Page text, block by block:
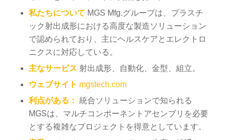
私たちについて MGS Mfg.グループは、プラスチ
ック射出成形における高度な製造ソリューション
で認められており、主にヘルスケアとエレクトロ
ニクスに対応している。
主なサービス 射出成形、自動化、金型、組立。
ウェブサイト mgstech.com
利点がある： 統合ソリューションで知られる
MGSは、マルチコンポーネントアセンブリを必要
とする複雑なプロジェクトを得意としています。